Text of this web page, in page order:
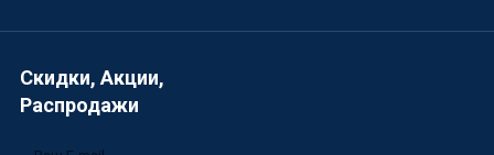
Скидки, Акции,
Распродажи